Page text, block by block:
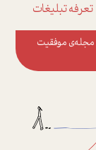
تعرفه تبلیغات
مجله‌ی موفقیت